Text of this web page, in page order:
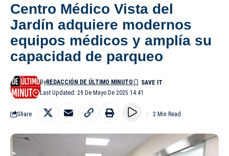
Centro Médico Vista del
Jardín adquiere modernos
equipos médicos y amplía su
capacidad de parqueo
Last Updated: 29 De Mayo De 2025 14:41
ByREDACCIÓN DE ÚLTIMO MINUTO
Share 2 Min Read